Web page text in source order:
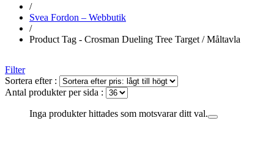
/
Svea Fordon – Webbutik
/
Product Tag - Crosman Dueling Tree Target / Måltavla
Filter
Sortera efter :
Antal produkter per sida :
Inga produkter hittades som motsvarar ditt val.